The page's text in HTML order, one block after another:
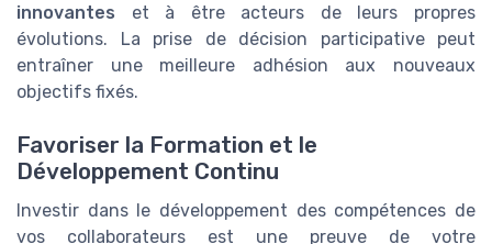
innovantes et à être acteurs de leurs propres
évolutions. La prise de décision participative peut
entraîner une meilleure adhésion aux nouveaux
objectifs fixés.
Favoriser la Formation et le
Développement Continu
Investir dans le développement des compétences de
vos collaborateurs est une preuve de votre